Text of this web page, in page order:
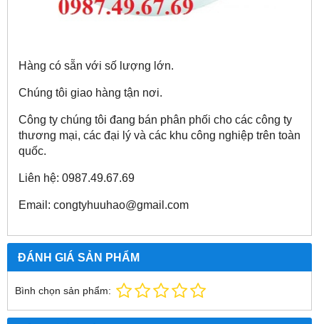
Hàng có sẵn với số lượng lớn.
Chúng tôi giao hàng tận nơi.
Công ty chúng tôi đang bán phân phối cho các công ty
thương mại, các đại lý và các khu công nghiệp trên toàn
quốc.
Liên hệ: 0987.49.67.69
Email: congtyhuuhao@gmail.com
ĐÁNH GIÁ SẢN PHẨM
Bình chọn sản phẩm: